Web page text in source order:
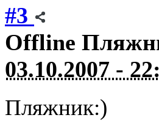
#3
Offline
03.10.2007 -
Пляжник:)